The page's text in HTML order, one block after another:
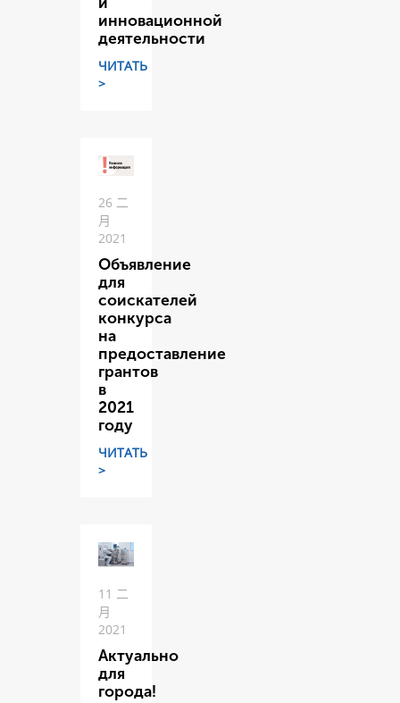
инновационной
деятельности
ЧИТАТЬ
>
26 二
月
2021
Объявление
для
соискателей
конкурса
на
предоставление
грантов
в
2021
году
ЧИТАТЬ
>
11 二
月
2021
Актуально
для
города!